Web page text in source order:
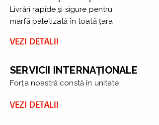
Livrări rapide și sigure pentru
marfă paletizată în toată țara
VEZI DETALII
SERVICII INTERNAȚIONALE
Forţa noastră constă în unitate
VEZI DETALII